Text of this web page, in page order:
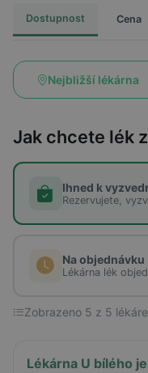
Dostupnost Cena
Nejbližší lékárna
Jak chcete lék
Ihned k
Rezervujete,
Na objednávku
Lékárna lék
Zobrazeno 5 z 5
Lékárna U bílého